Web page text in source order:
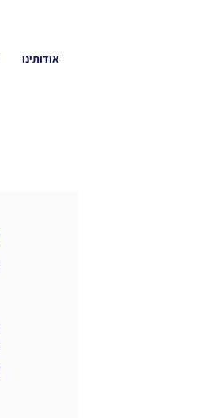
אודותינו